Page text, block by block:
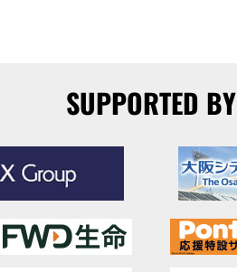
SUPPORTED BY